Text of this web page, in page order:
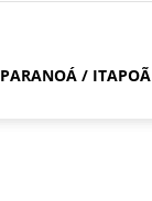
PARANOÁ / ITAPOÃ